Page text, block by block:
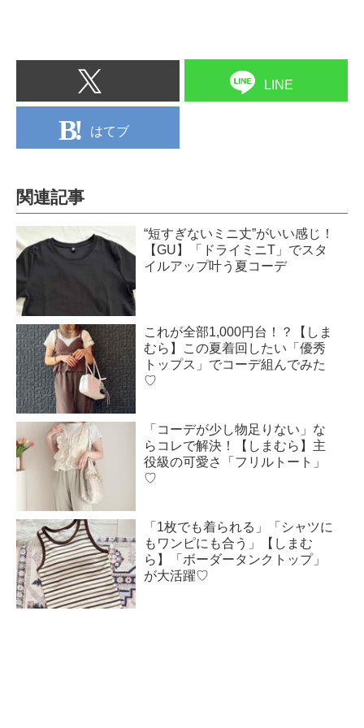
LINE
はてブ
関連記事
“短すぎないミニ丈”がいい感じ！
【GU】「ドライミニT」でスタ
イルアップ叶う夏コーデ
これが全部1,000円台！？【しま
むら】この夏着回したい「優秀
トップス」でコーデ組んでみた
♡
「コーデが少し物足りない」な
らコレで解決！【しまむら】主
役級の可愛さ「フリルトート」
♡
「1枚でも着られる」「シャツに
もワンピにも合う」【しまむ
ら】「ボーダータンクトップ」
が大活躍♡